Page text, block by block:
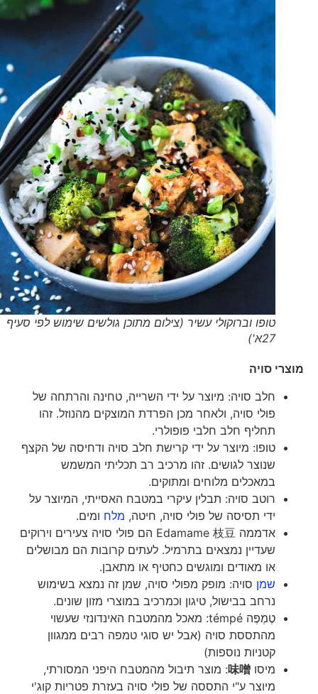
טופו וברוקולי עשיר (צילום מתוכן גולשים שימוש לפי סעיף
מוצרי סויה
חלב סויה: מיוצר על ידי השרייה, טחינה והרתחה של
פולי סויה, ולאחר מכן הפרדת המוצקים מהנוזל. זהו
תחליף חלב חלבי פופולרי.
טופו: מיוצר על ידי קרישת חלב סויה ודחיסה של הקצף
שנוצר לגושים. זהו מרכיב רב תכליתי המשמש
במאכלים מלוחים ומתוקים.
רוטב סויה: תבלין עיקרי במטבח האסייתי, המיוצר על
ידי תסיסה של פולי סויה, חיטה,מלחומים.
אדממה Edamame 枝豆 הם פולי סויה צעירים וירוקים
שעדיין נמצאים בתרמיל. לעתים קרובות הם מבושלים
או מאודים ומוגשים כחטיף או מתאבן.
שמןסויה: מופק מפולי סויה, שמן זה נמצא בשימוש
נרחב בבישול, טיגון וכמרכיב במוצרי מזון שונים.
טֶמְפֶּה témpé: מאכל מהמטבח האינדונזי שעשוי
מהתססת סויה (אבל יש סוגי טמפה רבים ממגוון
קטניות נוספות)
מיסו味噌: מוצר תיבול מהמטבח היפני המסורתי,
מיוצר ע"י התססה של פולי סויה בעזרת פטריות קוג'י